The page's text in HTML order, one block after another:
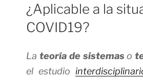
¿Aplicable a la
COVID19?
La teoría de sistemas o
el estudio